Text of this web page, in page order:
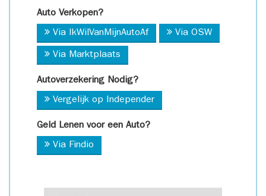
Auto Verkopen?
Via IkWilVanMijnAutoAf Via OSW
Via Marktplaats
Autoverzekering Nodig?
Vergelijk op Independer
Geld Lenen voor een Auto?
Via Findio